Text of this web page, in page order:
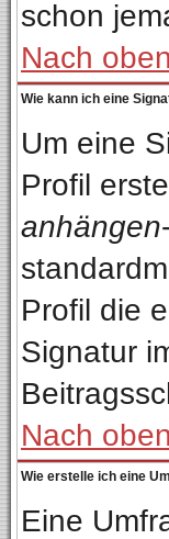
schon
Nach oben
Wie kann ich eine
Um eine
Profil
anhängen
Profil die
Signatur
Nach oben
Wie erstelle ich eine
Eine